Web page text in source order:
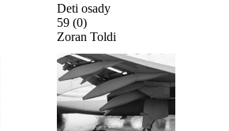
Deti osady
59 (0)
Zoran Toldi